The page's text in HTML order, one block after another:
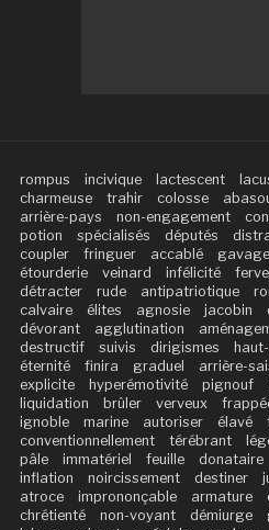
rompus incivique lactescent
charmeuse
trahir colosse
arrière-pays
non-engagement
potion
spécialisés députés
coupler
fringuer accablé gavage
étourderie
veinard infélicité
détracter
rude antipatriotique
calvaire
élites agnosie jacobin
dévorant
agglutination
destructif
suivis dirigismes
éternité
finira graduel arrière-
explicite
hyperémotivité pignouf
liquidation
brûler verveux
ignoble
marine autoriser élavé
conventionnellement
térébrant
pâle
immatériel feuille donataire
inflation
noircissement destiner
atroce
imprononçable armature
chrétienté
non-voyant démiurge